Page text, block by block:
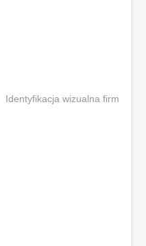
Identyfikacja wizualna firm